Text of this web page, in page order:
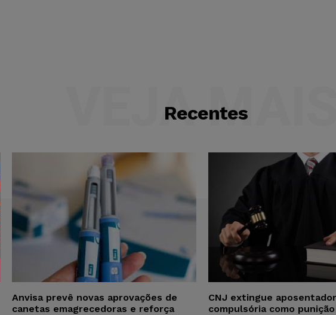
Recentes
VEJA
Anvisa prevê novas aprovações de
canetas emagrecedoras e reforça
CNJ extingue
compulsória como